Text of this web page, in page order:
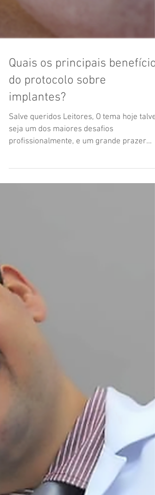
Quais os principais benefícios
do protocolo sobre
implantes?
Salve queridos Leitores, O tema hoje talvez
profissionalmente, e um grande prazer